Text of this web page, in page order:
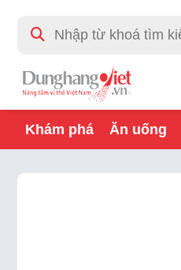
Khám phá Ăn uống